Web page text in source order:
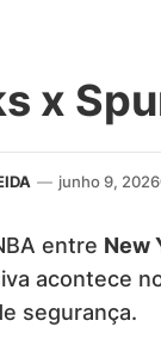
x
— junho 9, 2026
entre New
acontece
segurança.